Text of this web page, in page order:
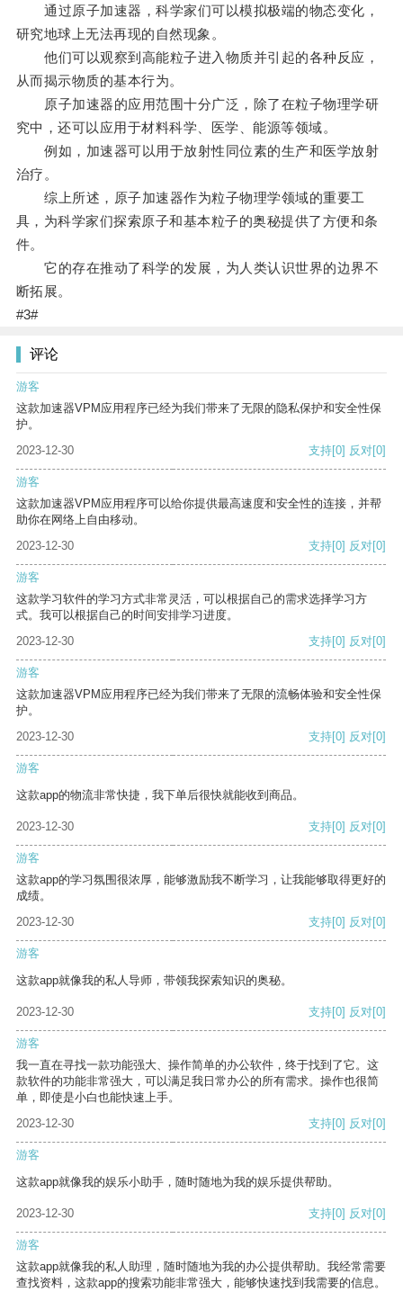
通过原子加速器，科学家们可以模拟极端的物态变化，
研究地球上无法再现的自然现象。
他们可以观察到高能粒子进入物质并引起的各种反应，
从而揭示物质的基本行为。
原子加速器的应用范围十分广泛，除了在粒子物理学研
究中，还可以应用于材料科学、医学、能源等领域。
例如，加速器可以用于放射性同位素的生产和医学放射
治疗。
综上所述，原子加速器作为粒子物理学领域的重要工
具，为科学家们探索原子和基本粒子的奥秘提供了方便和条
件。
它的存在推动了科学的发展，为人类认识世界的边界不
断拓展。
#3#
评论
游客
这款加速器VPM应用程序已经为我们带来了无限的隐私保护和安全性保
护。
2023-12-30
支持[0] 反对[0]
游客
这款加速器VPM应用程序可以给你提供最高速度和安全性的连接，并帮
助你在网络上自由移动。
2023-12-30
支持[0] 反对[0]
游客
这款学习软件的学习方式非常灵活，可以根据自己的需求选择学习方
式。我可以根据自己的时间安排学习进度。
2023-12-30
支持[0] 反对[0]
游客
这款加速器VPM应用程序已经为我们带来了无限的流畅体验和安全性保
护。
2023-12-30
支持[0] 反对[0]
游客
这款app的物流非常快捷，我下单后很快就能收到商品。
2023-12-30 支持[0] 反对[0]
游客
这款app的学习氛围很浓厚，能够激励我不断学习，让我能够取得更好的
成绩。
2023-12-30
支持[0] 反对[0]
游客
这款app就像我的私人导师，带领我探索知识的奥秘。
2023-12-30 支持[0] 反对[0]
游客
我一直在寻找一款功能强大、操作简单的办公软件，终于找到了它。这
款软件的功能非常强大，可以满足我日常办公的所有需求。操作也很简
单，即使是小白也能快速上手。
2023-12-30
支持[0] 反对[0]
游客
这款app就像我的娱乐小助手，随时随地为我的娱乐提供帮助。
2023-12-30 支持[0] 反对[0]
游客
这款app就像我的私人助理，随时随地为我的办公提供帮助。我经常需要
查找资料，这款app的搜索功能非常强大，能够快速找到我需要的信息。